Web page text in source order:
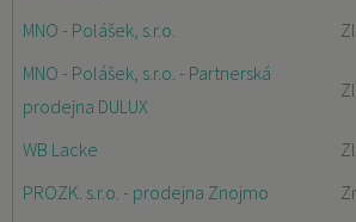
MNO - Polášek, s.r.o.
MNO - Polášek, s.r.o. - Partnerská
prodejna DULUX
WB Lacke
PROZK. s.r.o. - prodejna Znojmo